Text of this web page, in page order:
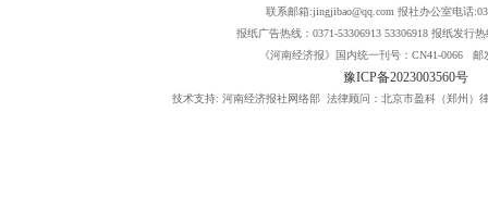
联系邮箱:jingjibao@qq.com 报社办公室电话
报纸广告热线：0371-53306913 53306918 报纸发行热
《河南经济报》国内统一刊号：CN41-0066 邮
豫ICP备2023003560号
技术支持: 河南经济报社网络部 法律顾问：北京市盈科（郑州